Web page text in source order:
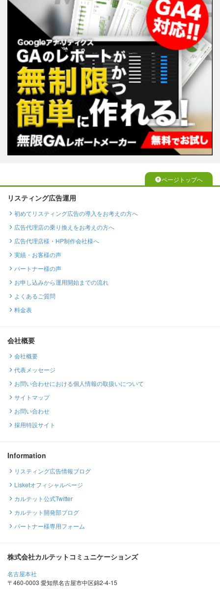
ページトップへ
リスティング広告運用
初めてリスティング広告の導入をお考えの方へ
広告代理店の乗り換えをお考えの方へ
広告代理店様・HP制作会社様へ
実績・お客様の声
パートナー様の声
お申し込みから運用開始までの流れ
よくあるご質問
料金表
会社概要
会社概要
代表メッセージ
お問い合わせにおける個人情報の取扱いについて
サイトマップ
お問い合わせ
採用特設サイト
Information
リスティング広告情報ブログ
Lisketオフィシャルページ
カルテット公式Twitter
カルテット開発部ブログ
パートナー様専用フォーム
株式会社カルテットコミュニケーションズ
名古屋本社
〒460-0003 愛知県名古屋市中区錦2-4-15